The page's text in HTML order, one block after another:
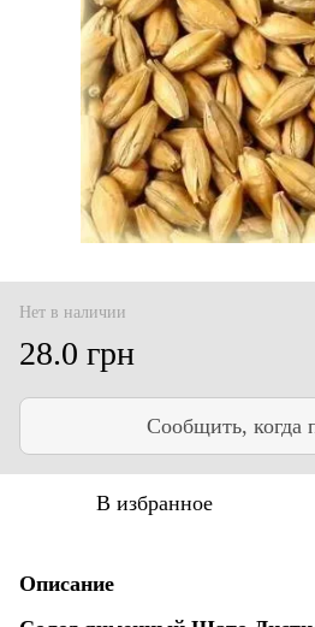
Нет в наличии
28.0 грн
Сообщить, когда
В избранное
Описание